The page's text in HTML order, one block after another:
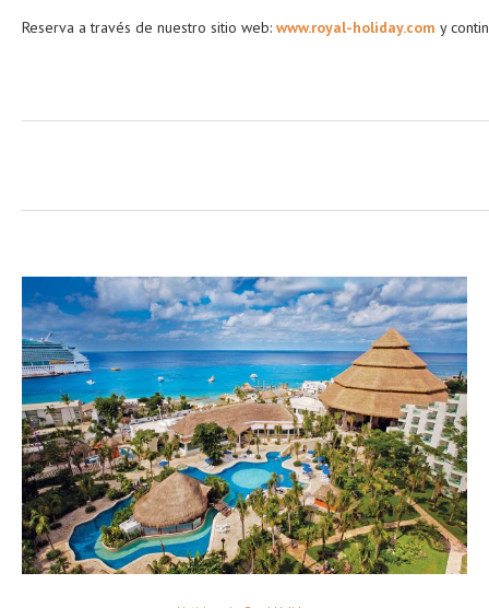
Reserva a través de nuestro sitio web: www.royal-holiday.com y